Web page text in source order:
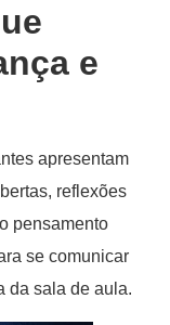
e
apresentam
reflexões
pensamento
se comunicar
da sala de aula.